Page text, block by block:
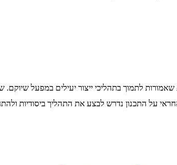
לתמוך בתהליכי ייצור יעילים במפעל שיוקם.
על התכנון נדרש לבצע את התהליך ביסודיות